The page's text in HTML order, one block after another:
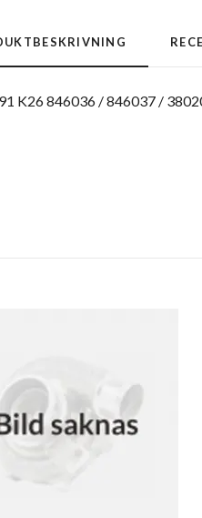
K26 846036 / 846037 /